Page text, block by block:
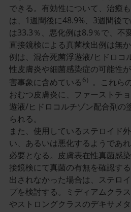
できる。有効性について、治癒
は、1週間後に48.9%、3週間後
は33.3％、悪化例は8.9％で、不
直接鏡検による真菌検出例は無
例は、混合死菌浮遊液/ヒドロコ
性皮膚炎や細菌感染症の可能性
害事象に含めている6） 。これら
おむつ皮膚炎に、ファーストチ
遊液/ヒドロコルチゾン配合剤の
られる。
また、使用しているステロイド
い、あるいは悪化するようであ
必要となる。皮膚表在性真菌感
接鏡検にて真菌の有無を確認す
出されなかった場合は、ステロ
プを検討する。ミディアムクラ
やストロングクラスのデキサメ